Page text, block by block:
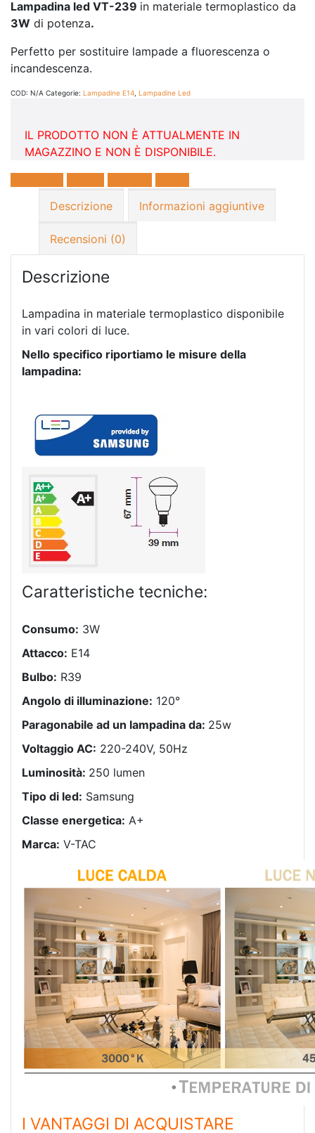
Lampadina led VT-239 in materiale termoplastico da
3W di potenza.
Perfetto per sostituire lampade a fluorescenza o
incandescenza.
COD: N/A Categorie: Lampadine E14 Lampadine Led
IL PRODOTTO NON È ATTUALMENTE IN
MAGAZZINO E NON È DISPONIBILE.
Descrizione
Informazioni aggiuntive
Recensioni (0)
Descrizione
Lampadina in materiale termoplastico disponibile
in vari colori di luce.
Nello specifico riportiamo le misure della
lampadina:
Caratteristiche tecniche:
Consumo: 3W
Attacco: E14
Bulbo: R39
Angolo di illuminazione: 120°
Paragonabile ad un lampadina da: 25w
Voltaggio AC: 220-240V, 50Hz
Luminosità: 250 lumen
Tipo di led: Samsung
Classe energetica: A+
Marca: V-TAC
I VANTAGGI DI ACQUISTARE